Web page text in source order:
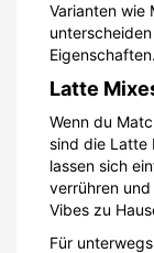
Varianten wie
Eigenschaften.
Latte
Wenn du
sind die Latte
lassen sich
verrühren
Vibes zu
Für